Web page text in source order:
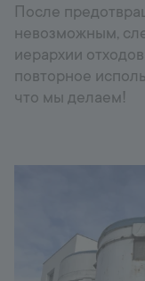
После
невозможным,
иерархии
повторное
что мы делаем!